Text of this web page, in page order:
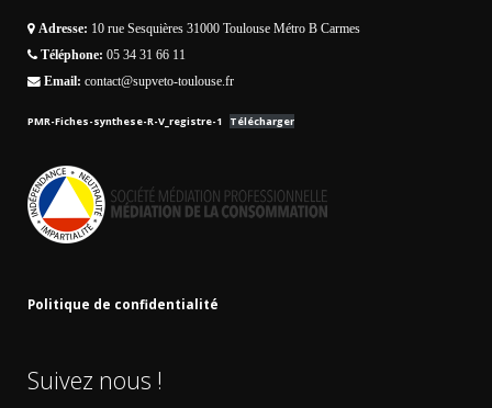
Adresse: 10 rue Sesquières 31000 Toulouse Métro B Carmes
Téléphone: 05 34 31 66 11
Email: contact@supveto-toulouse.fr
PMR-Fiches-synthese-R-V_registre-1 Télécharger
Politique de confidentialité
Suivez nous !